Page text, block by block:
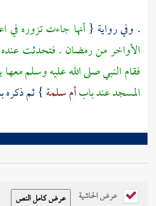
. وفي رواية {أنها جاءت تزوره في
الأواخر من رمضان . فتحدثت
فقام النبي صلى الله عليه وسلم
المسجد عند بابأم سلمة} ثم ذكره
عرض الحاشية